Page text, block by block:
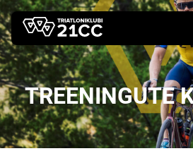
TREENINGUTE